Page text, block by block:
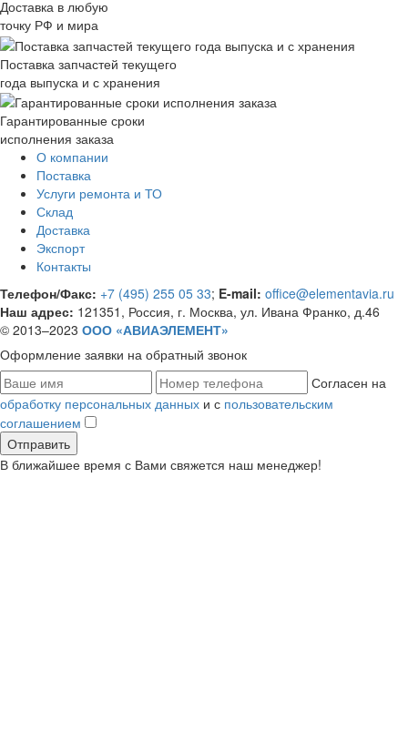
Доставка в любую
точку РФ и мира
Поставка запчастей текущего
года выпуска и с хранения
Гарантированные сроки
исполнения заказа
О компании
Поставка
Услуги ремонта и ТО
Склад
Доставка
Экспорт
Контакты
Телефон/Факс: +7 (495) 255 05 33; E-mail: office@elementavia.ru
Наш адрес: 121351, Россия, г. Москва, ул. Ивана Франко, д.46
© 2013–2023 ООО «АВИАЭЛЕМЕНТ»
Оформление заявки на обратный звонок
Согласен на
обработку персональных данных и с пользовательским
соглашением
В ближайшее время с Вами свяжется наш менеджер!